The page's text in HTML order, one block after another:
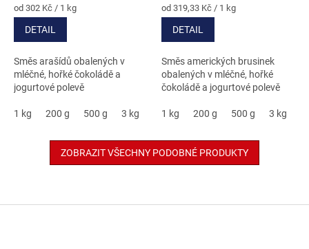
4,7
z
Měrná
cena:
od 302 Kč / 1 kg
DETAIL
Směs arašídů obalených v
mléčné, hořké čokoládě a
jogurtové polevě
1 kg 200 g 500 g 3 kg
5,0
z
Měrná
cena:
od 319,33 Kč / 1 kg
DETAIL
Směs amerických brusinek
obalených v mléčné, hořké
čokoládě a jogurtové polevě
1 kg 200 g 500 g 3 kg
ZOBRAZIT VŠECHNY PODOBNÉ PRODUKTY